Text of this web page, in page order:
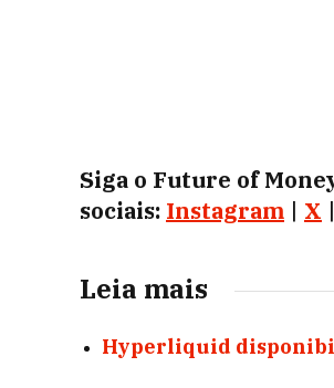
Siga o Future of
sociais: Instagram | X |
Leia mais
Hyperliquid